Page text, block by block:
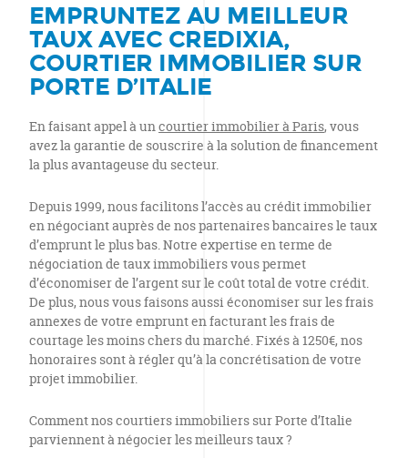
EMPRUNTEZ AU MEILLEUR
TAUX AVEC CREDIXIA,
COURTIER IMMOBILIER SUR
PORTE D’ITALIE
En faisant appel à uncourtier immobilier à Paris, vous
avez la garantie de souscrire à la solution de financement
la plus avantageuse du secteur.
Depuis 1999, nous facilitons l’accès au crédit immobilier
en négociant auprès de nos partenaires bancaires le taux
d’emprunt le plus bas. Notre expertise en terme de
négociation de taux immobiliers vous permet
d’économiser de l’argent sur le coût total de votre crédit.
De plus, nous vous faisons aussi économiser sur les frais
annexes de votre emprunt en facturant les frais de
courtage les moins chers du marché. Fixés à 1250€, nos
honoraires sont à régler qu’à la concrétisation de votre
projet immobilier.
Comment nos courtiers immobiliers sur Porte d’Italie
parviennent à négocier les meilleurs taux ?